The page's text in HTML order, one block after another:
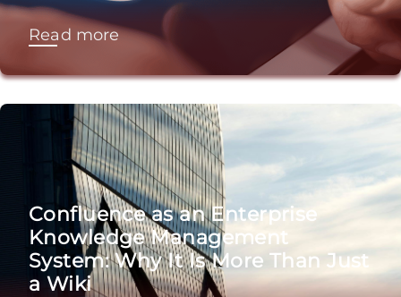
Read more
Confluence as an Enterprise
Knowledge Management
System: Why It Is More Than Just
a Wiki